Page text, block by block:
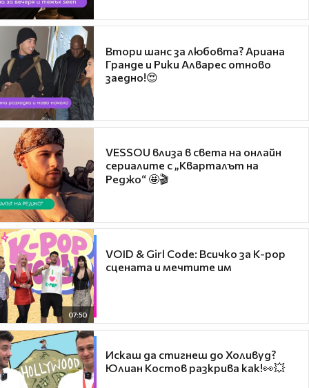
Втори шанс за любовта? Ариана
Гранде и Рики Алварес отново
заедно!😍
VESSOU влиза в света на онлайн
сериалите с „Кварталът на
Реджо“ 🤩🎬
07:50
VOID & Girl Code: Всичко за K-pop
сцената и мечтите им
Искаш да стигнеш до Холивуд?
Юлиан Костов разкрива как!👀💥